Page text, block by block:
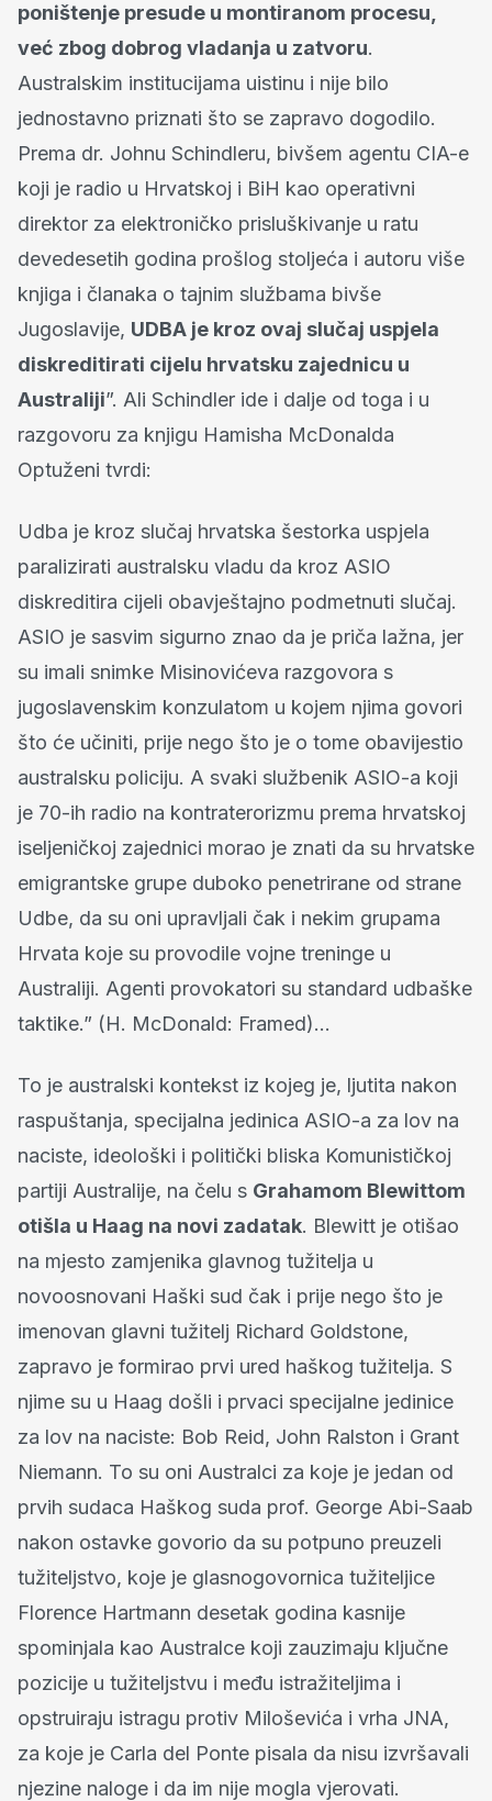
poništenje presude u montiranom procesu,
već zbog dobrog vladanja u zatvoru.
Australskim institucijama uistinu i nije bilo
jednostavno priznati što se zapravo dogodilo.
Prema dr. Johnu Schindleru, bivšem agentu CIA-e
koji je radio u Hrvatskoj i BiH kao operativni
direktor za elektroničko prisluškivanje u ratu
devedesetih godina prošlog stoljeća i autoru više
knjiga i članaka o tajnim službama bivše
Jugoslavije, UDBA je kroz ovaj slučaj uspjela
diskreditirati cijelu hrvatsku zajednicu u
Australiji”. Ali Schindler ide i dalje od toga i u
razgovoru za knjigu Hamisha McDonalda
Optuženi tvrdi:
Udba je kroz slučaj hrvatska šestorka uspjela
paralizirati australsku vladu da kroz ASIO
diskreditira cijeli obavještajno podmetnuti slučaj.
ASIO je sasvim sigurno znao da je priča lažna, jer
su imali snimke Misinovićeva razgovora s
jugoslavenskim konzulatom u kojem njima govori
što će učiniti, prije nego što je o tome obavijestio
australsku policiju. A svaki službenik ASIO-a koji
je 70-ih radio na kontraterorizmu prema hrvatskoj
iseljeničkoj zajednici morao je znati da su hrvatske
emigrantske grupe duboko penetrirane od strane
Udbe, da su oni upravljali čak i nekim grupama
Hrvata koje su provodile vojne treninge u
Australiji. Agenti provokatori su standard udbaške
taktike.” (H. McDonald: Framed)…
To je australski kontekst iz kojeg je, ljutita nakon
raspuštanja, specijalna jedinica ASIO-a za lov na
naciste, ideološki i politički bliska Komunističkoj
partiji Australije, na čelu s Grahamom Blewittom
otišla u Haag na novi zadatak. Blewitt je otišao
na mjesto zamjenika glavnog tužitelja u
novoosnovani Haški sud čak i prije nego što je
imenovan glavni tužitelj Richard Goldstone,
zapravo je formirao prvi ured haškog tužitelja. S
njime su u Haag došli i prvaci specijalne jedinice
za lov na naciste: Bob Reid, John Ralston i Grant
Niemann. To su oni Australci za koje je jedan od
prvih sudaca Haškog suda prof. George Abi-Saab
nakon ostavke govorio da su potpuno preuzeli
tužiteljstvo, koje je glasnogovornica tužiteljice
Florence Hartmann desetak godina kasnije
spominjala kao Australce koji zauzimaju ključne
pozicije u tužiteljstvu i među istražiteljima i
opstruiraju istragu protiv Miloševića i vrha JNA,
za koje je Carla del Ponte pisala da nisu izvršavali
njezine naloge i da im nije mogla vjerovati.